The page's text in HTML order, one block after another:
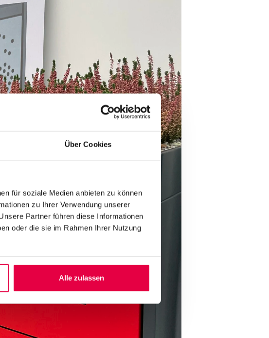
Über Cookies
für soziale Medien anbieten zu können
zu Ihrer Verwendung unserer
Partner führen diese Informationen
oder die sie im Rahmen Ihrer Nutzung
Alle zulassen
Datenschutzerklärung. Eine Abmeldung ist